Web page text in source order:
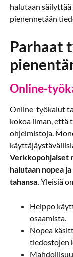
halutaan
pienennetään
Parhaat
Online-
Online-työkalut
kokoa ilman, että
ohjelmistoja.
Verkkopohjaiset
halutaan nopea
tahansa. Yleisiä
Helppo
osaamista.
Nopea
tiedostojen